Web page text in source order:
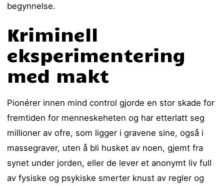
begynnelse.
Kriminell
eksperimentering
med makt
Pionérer innen mind control gjorde en stor skade for
fremtiden for menneskeheten og har etterlatt seg
millioner av ofre, som ligger i gravene sine, også i
massegraver, uten å bli husket av noen, gjemt fra
synet under jorden, eller de lever et anonymt liv full
av fysiske og psykiske smerter knust av regler og